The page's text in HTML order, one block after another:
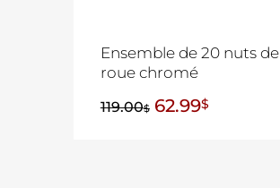
Ensemble de 20 nuts de
roue chromé
119.00$ 62.99$